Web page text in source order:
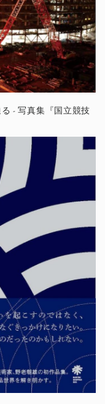
- 写真集『国立競技